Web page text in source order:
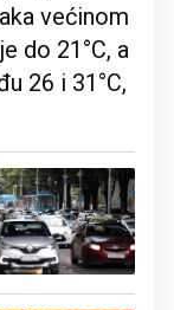
većinom
do 21°C, a
26 i 31°C,